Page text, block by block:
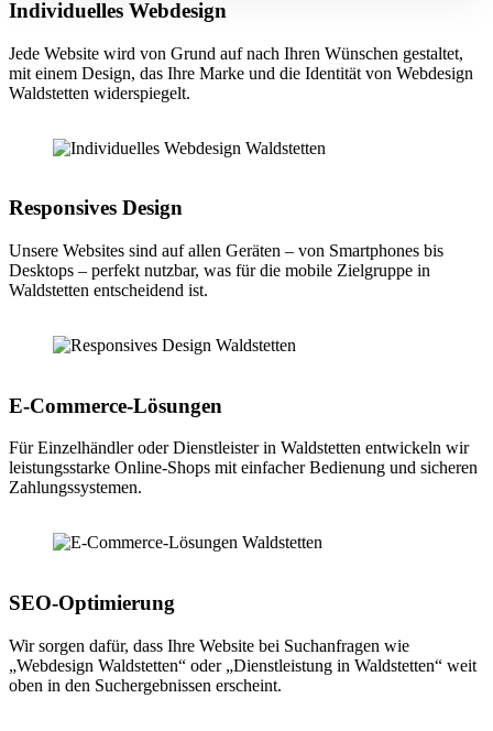
Individuelles Webdesign
Jede Website wird von Grund auf nach Ihren Wünschen gestaltet,
mit einem Design, das Ihre Marke und die Identität von Webdesign
Waldstetten widerspiegelt.
Responsives Design
Unsere Websites sind auf allen Geräten – von Smartphones bis
Desktops – perfekt nutzbar, was für die mobile Zielgruppe in
Waldstetten entscheidend ist.
E-Commerce-Lösungen
Für Einzelhändler oder Dienstleister in Waldstetten entwickeln wir
leistungsstarke Online-Shops mit einfacher Bedienung und sicheren
Zahlungssystemen.
SEO-Optimierung
Wir sorgen dafür, dass Ihre Website bei Suchanfragen wie
„Webdesign Waldstetten“ oder „Dienstleistung in Waldstetten“ weit
oben in den Suchergebnissen erscheint.